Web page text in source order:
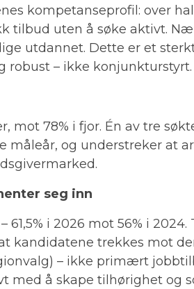
kompetanseprofil: over
tilbud uten å søke aktivt.
utdannet. Dette er et
robust – ikke konjunkturstyrt.
mot 78% i fjor. Én av tre
måleår, og understreker at
seg inn
i 2026 mot 56% i
kandidatene trekkes mot
– ikke primært
med å skape tilhørighet og